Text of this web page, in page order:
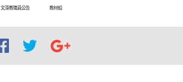
文藻教職員公告 教材組